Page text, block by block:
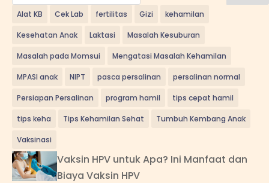
Alat KB Cek Lab fertilitas Gizi kehamilan
Kesehatan Anak Laktasi Masalah Kesuburan
Masalah pada Momsui Mengatasi Masalah Kehamilan
MPASI anak NIPT pasca persalinan persalinan normal
Persiapan Persalinan program hamil tips cepat hamil
tips keha Tips Kehamilan Sehat Tumbuh Kembang Anak
Vaksinasi
Vaksin HPV untuk Apa? Ini Manfaat dan
Biaya Vaksin HPV